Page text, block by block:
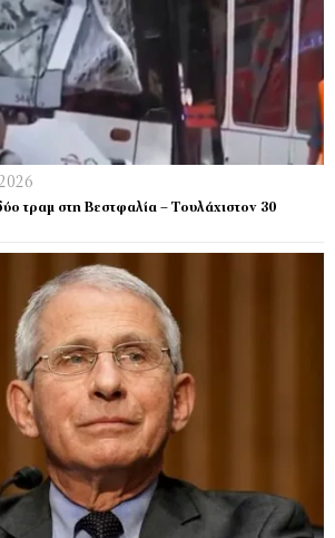
τραμ στη Βεστφαλία – Τουλάχιστον 30